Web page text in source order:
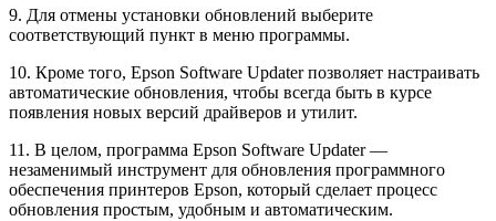
9. Для отмены установки обновлений выберите
соответствующий пункт в меню программы.
10. Кроме того, Epson Software Updater позволяет настраивать
автоматические обновления, чтобы всегда быть в курсе
появления новых версий драйверов и утилит.
11. В целом, программа Epson Software Updater —
незаменимый инструмент для обновления программного
обеспечения принтеров Epson, который сделает процесс
обновления простым, удобным и автоматическим.